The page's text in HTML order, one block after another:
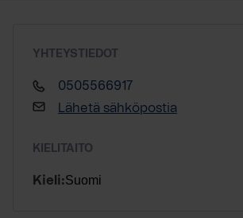
YHTEYSTIEDOT
0505566917
Lähetä sähköpostia
KIELITAITO
Kieli:Suomi